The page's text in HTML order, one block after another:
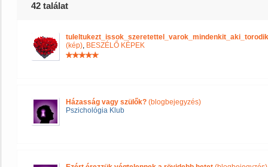
42 találat
(kép), BESZÉLŐ KÉPEK
Házasság vagy szülők? (blogbejegyzés)
Pszichológia Klub